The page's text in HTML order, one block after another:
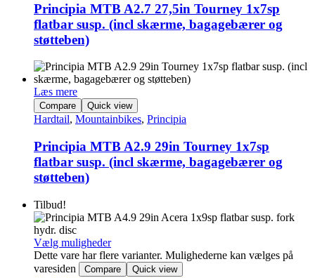
Principia MTB A2.7 27,5in Tourney 1x7sp
flatbar susp. (incl skærme, bagagebærer og
støtteben)
Læs mere
Compare Quick view
Hardtail, Mountainbikes, Principia
Principia MTB A2.9 29in Tourney 1x7sp
flatbar susp. (incl skærme, bagagebærer og
støtteben)
Tilbud!
Vælg muligheder
Dette vare har flere varianter. Mulighederne kan vælges på
varesiden
Compare Quick view